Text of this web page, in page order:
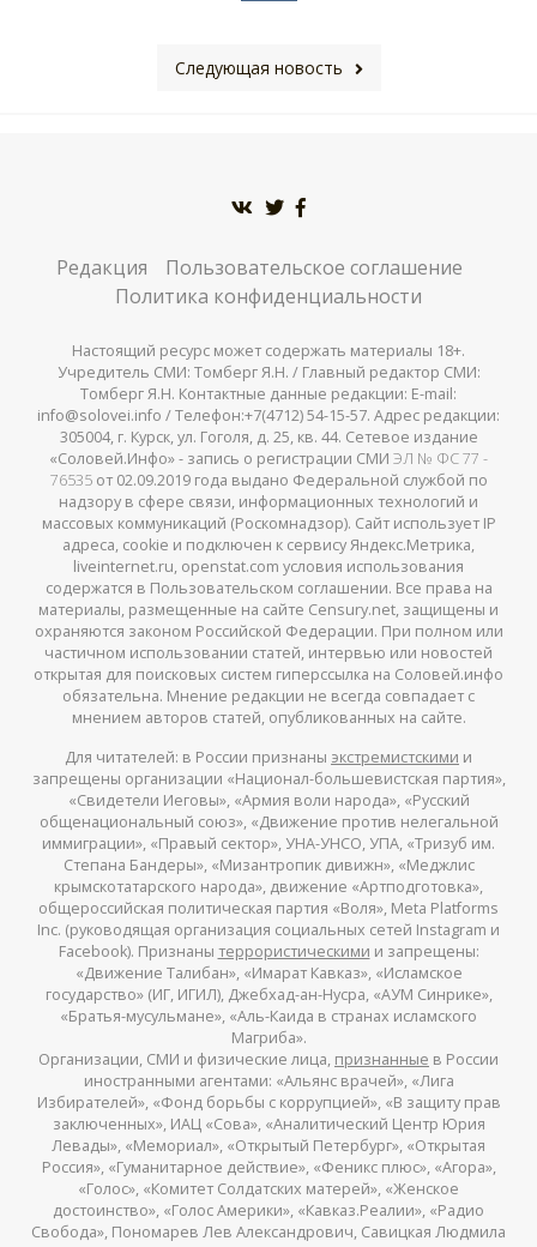
Следующая новость
Редакция
Пользовательское соглашение
Политика конфиденциальности
Настоящий ресурс может содержать материалы 18+.
Учредитель СМИ: Томберг Я.Н. / Главный редактор СМИ:
Томберг Я.Н. Контактные данные редакции: E-mail:
info@solovei.info / Телефон:+7(4712) 54-15-57. Адрес редакции:
305004, г. Курск, ул. Гоголя, д. 25, кв. 44. Сетевое издание
«Соловей.Инфо» - запись о регистрации СМИ ЭЛ № ФС 77 -
76535от 02.09.2019 года выдано Федеральной службой по
надзору в сфере связи, информационных технологий и
массовых коммуникаций (Роскомнадзор). Сайт использует IP
адреса, cookie и подключен к сервису Яндекс.Метрика,
liveinternet.ru, openstat.com условия использования
содержатся в Пользовательском соглашении. Все права на
материалы, размещенные на сайте Censury.net, защищены и
охраняются законом Российской Федерации. При полном или
частичном использовании статей, интервью или новостей
открытая для поисковых систем гиперссылка на Соловей.инфо
обязательна. Мнение редакции не всегда совпадает с
мнением авторов статей, опубликованных на сайте.
Для читателей: в России признаны экстремистскими и
запрещены организации «Национал-большевистская партия»,
«Свидетели Иеговы», «Армия воли народа», «Русский
общенациональный союз», «Движение против нелегальной
иммиграции», «Правый сектор», УНА-УНСО, УПА, «Тризуб им.
Степана Бандеры», «Мизантропик дивижн», «Меджлис
крымскотатарского народа», движение «Артподготовка»,
общероссийская политическая партия «Воля», Meta Platforms
Inc. (руководящая организация социальных сетей Instagram и
Facebook). Признаны террористическими и запрещены:
«Движение Талибан», «Имарат Кавказ», «Исламское
государство» (ИГ, ИГИЛ), Джебхад-ан-Нусра, «АУМ Синрике»,
«Братья-мусульмане», «Аль-Каида в странах исламского
Магриба».
Организации, СМИ и физические лица, признанные в России
иностранными агентами: «Альянс врачей», «Лига
Избирателей», «Фонд борьбы с коррупцией», «В защиту прав
заключенных», ИАЦ «Сова», «Аналитический Центр Юрия
Левады», «Мемориал», «Открытый Петербург», «Открытая
Россия», «Гуманитарное действие», «Феникс плюс», «Агора»,
«Голос», «Комитет Солдатских матерей», «Женское
достоинство», «Голос Америки», «Кавказ.Реалии», «Радио
Свобода», Пономарев Лев Александрович, Савицкая Людмила